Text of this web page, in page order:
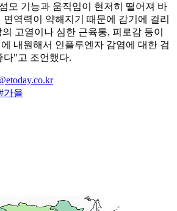
모 기능과 움직임이 현저히 떨어져 바
역력이 약해지기 때문에 감기에 걸리
고열이나 심한 근육통, 피로감 등이
내원해서 인플루엔자 감염에 대한 검
다"고 조언했다.
가을